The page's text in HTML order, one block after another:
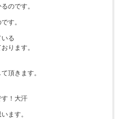
のです。
す。
る
ります。
頂きます。
！大汗
ます。